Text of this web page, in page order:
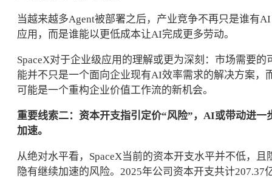
当越来越多Agent被部署之后，产业竞争不再只是谁有AI
应用，而是谁能以更低成本让AI完成更多劳动。
SpaceX对于企业级应用的理解或更为深刻：市场需要的
能并不只是一个面向企业现有AI效率需求的解决方案，
可能是一个重构企业价值工作流的新机会。
重要线索二：资本开支指引定价“风险”，AI或带动进一
加速。
从绝对水平看，SpaceX当前的资本开支水平并不低，且
隐有继续加速的风险。2025年公司资本开支共计207.37